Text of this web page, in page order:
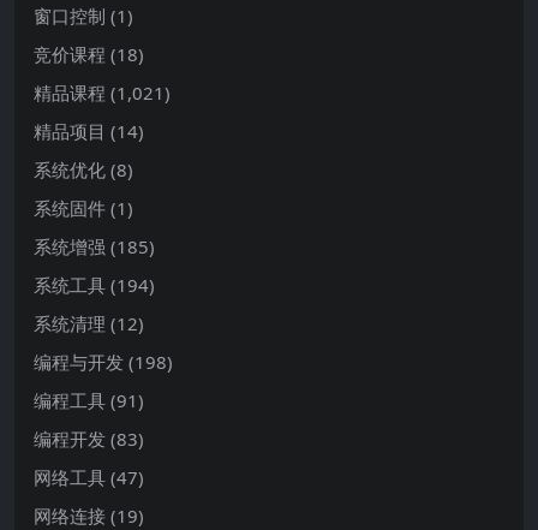
窗口控制 (1)
竞价课程 (18)
精品课程 (1,021)
精品项目 (14)
系统优化 (8)
系统固件 (1)
系统增强 (185)
系统工具 (194)
系统清理 (12)
编程与开发 (198)
编程工具 (91)
编程开发 (83)
网络工具 (47)
网络连接 (19)